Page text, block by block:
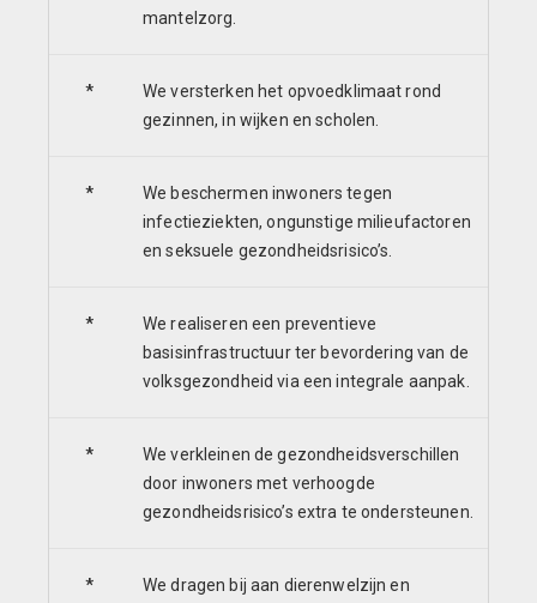
mantelzorg.
*
We versterken het opvoedklimaat rond
gezinnen, in wijken en scholen.
*
We beschermen inwoners tegen
infectieziekten, ongunstige milieufactoren
en seksuele gezondheidsrisico’s.
*
We realiseren een preventieve
basisinfrastructuur ter bevordering van de
volksgezondheid via een integrale aanpak.
*
We verkleinen de gezondheidsverschillen
door inwoners met verhoogde
gezondheidsrisico’s extra te ondersteunen.
*
We dragen bij aan dierenwelzijn en